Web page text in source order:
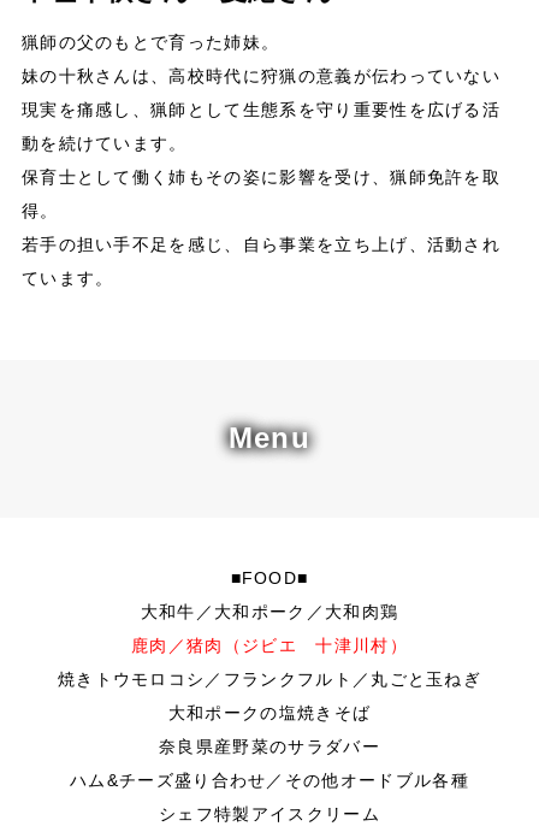
猟師の⽗のもとで育った姉妹。
妹の⼗秋さんは、⾼校時代に狩猟の意義が伝わっていない
現実を痛感し、猟師として⽣態系を守り重要性を広げる活
動を続けています。
保育⼠として働く姉もその姿に影響を受け、猟師免許を取
得。
若⼿の担い⼿不⾜を感じ、⾃ら事業を⽴ち上げ、活動され
ています。
Menu
■FOOD■
大和牛／大和ポーク／大和肉鶏
鹿肉／猪肉（ジビエ 十津川村）
焼きトウモロコシ／フランクフルト／丸ごと玉ねぎ
大和ポークの塩焼きそば
奈良県産野菜のサラダバー
ハム&チーズ盛り合わせ／その他オードブル各種
シェフ特製アイスクリーム